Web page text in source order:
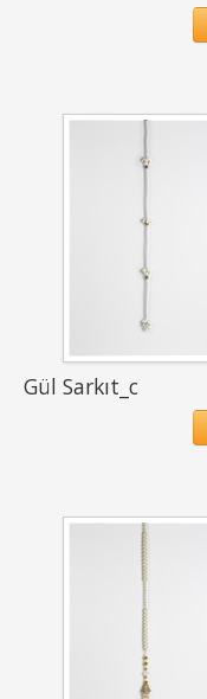
Gül Sarkıt_c